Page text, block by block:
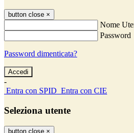
button close ×
Nome
Password
Password dimenticata?
-
Entra con SPID Entra con CIE
Seleziona utente
button close ×